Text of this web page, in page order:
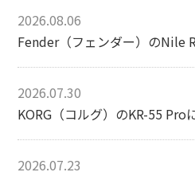
2026.08.06
2026.07.30
2026.07.23